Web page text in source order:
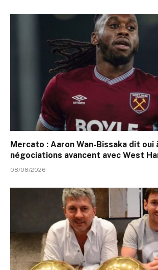
Mercato : Aaron Wan-Bissaka dit oui
négociations avancent avec West
08/08/2026